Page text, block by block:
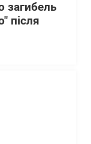
загибель
після